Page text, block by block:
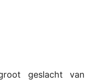
geslacht van